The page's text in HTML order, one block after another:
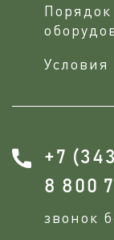
Условия
+7
8 800
звонок